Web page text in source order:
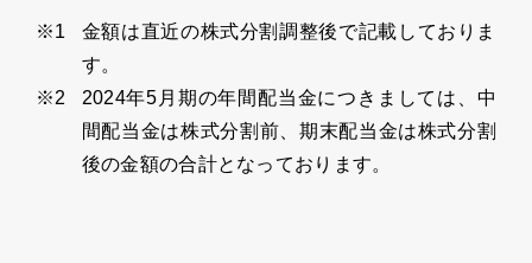
金額は直近の株式分割調整後で記載しておりま
す。
2024年5月期の年間配当金につきましては、中
間配当金は株式分割前、期末配当金は株式分割
後の金額の合計となっております。